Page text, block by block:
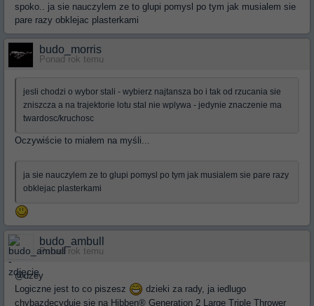
spoko.. ja sie nauczylem ze to glupi pomysl po tym jak musialem sie
pare razy obklejac plasterkami
budo_morris
Ponad rok temu
jesli chodzi o wybor stali - wybierz najtansza bo i tak od rzucania sie
zniszcza a na trajektorie lotu stal nie wplywa - jedynie znaczenie ma
twardosc/kruchosc
Oczywiście to miałem na myśli...
ja sie nauczylem ze to glupi pomysl po tym jak musialem sie pare razy
obklejac plasterkami
budo_ambull
Ponad rok temu
@dzey
Logiczne jest to co piszesz
dzieki za rady, ja iedlugo
chybazdecyduje sie na Hibben® Generation 2 Large Triple Thrower